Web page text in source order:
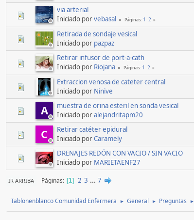
via arterial
Iniciado porvebasal Páginas 1 2
Retirada de sondaje vesical
Iniciado por pazpaz
Retirar infusor de port-a-cath
Iniciado por Riojana Páginas 1 2
Extraccion venosa de cateter central
Iniciado por Nínive
A
muestra de orina esteril en sonda vesical
Iniciado poralejandritapm20
C
Retirar catéter epidural
Iniciado porCaramely
DRENAJES REDÓN CON VACIO / SIN VACIO
Iniciado por MARIETAENF27
IR ARRIBA Páginas 1 2 3 ... 7
Tablonenblanco Comunidad Enfermera ► General ► Preguntas ►